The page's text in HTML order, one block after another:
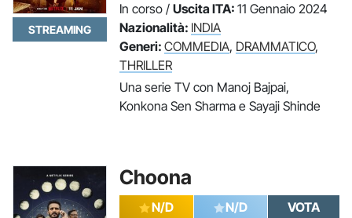
STREAMING
In corso / Uscita ITA: 11 Gennaio 2024
Nazionalità: INDIA
Generi: COMMEDIA, DRAMMATICO,
THRILLER
Una serie TV con Manoj Bajpai,
Konkona Sen Sharma e Sayaji Shinde
Choona
N/D N/D
VOTA